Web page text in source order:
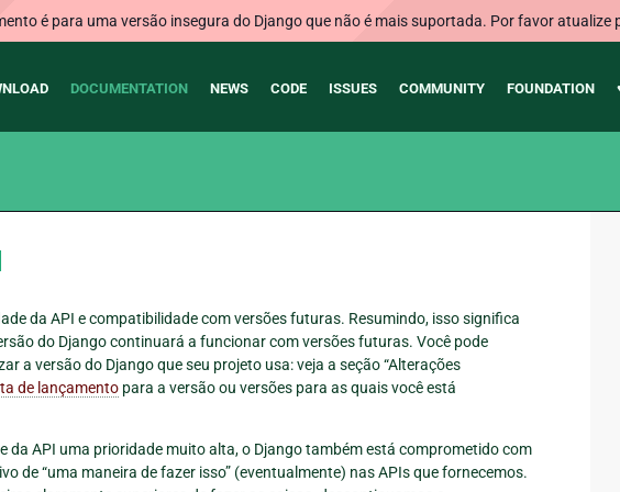
é para uma versão insegura do Django que não é mais suportada. Por favor atualize
DOCUMENTATION NEWS CODE ISSUES COMMUNITY FOUNDATION
da API e compatibilidade com versões futuras. Resumindo, isso significa
do Django continuará a funcionar com versões futuras. Você pode
a versão do Django que seu projeto usa: veja a seção “Alterações
de lançamento para a versão ou versões para as quais você está
da API uma prioridade muito alta, o Django também está comprometido com
de “uma maneira de fazer isso” (eventualmente) nas APIs que fornecemos.